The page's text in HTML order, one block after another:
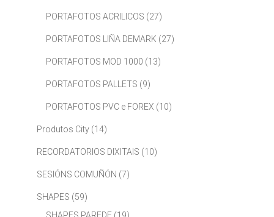
PORTAFOTOS ACRILICOS (27)
PORTAFOTOS LIÑA DEMARK (27)
PORTAFOTOS MOD 1000 (13)
PORTAFOTOS PALLETS (9)
PORTAFOTOS PVC e FOREX (10)
Produtos City (14)
RECORDATORIOS DIXITAIS (10)
SESIÓNS COMUÑÓN (7)
SHAPES (59)